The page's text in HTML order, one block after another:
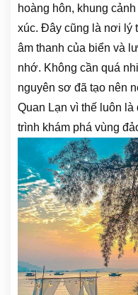
hoàng hôn, khung
xúc. Đây cũng là nơi lý
âm thanh của biển và
nhớ. Không cần quá
nguyên sơ đã tạo nên
Quan Lạn vì thế luôn là
trình khám phá vùng